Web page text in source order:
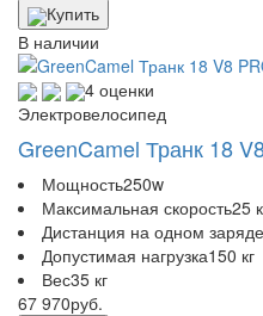
Купить
В наличии
4 оценки
Электровелосипед
GreenCamel Транк 18
Мощность250w
Максимальная скорость25
Дистанция на одном заряде
Допустимая нагрузка150 кг
Вес35 кг
67 970руб.